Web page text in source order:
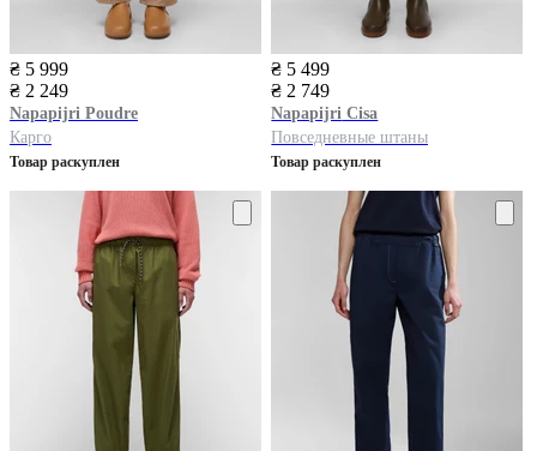
₴ 5 999
₴ 2 249
Napapijri Poudre
Карго
Товар раскуплен
₴ 5 499
₴ 2 749
Napapijri Cisa
Повседневные штаны
Товар раскуплен